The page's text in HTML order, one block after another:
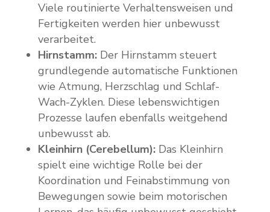
Viele routinierte Verhaltensweisen und
Fertigkeiten werden hier unbewusst
verarbeitet.
Hirnstamm:Der Hirnstamm steuert
grundlegende automatische Funktionen
wie Atmung, Herzschlag und Schlaf-
Wach-Zyklen. Diese lebenswichtigen
Prozesse laufen ebenfalls weitgehend
unbewusst ab.
Kleinhirn (Cerebellum):Das Kleinhirn
spielt eine wichtige Rolle bei der
Koordination und Feinabstimmung von
Bewegungen sowie beim motorischen